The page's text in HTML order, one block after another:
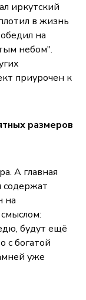
иркутский
в жизнь
на
небом".
приурочен к
размеров
А главная
содержат
на
будут ещё
с богатой
уже